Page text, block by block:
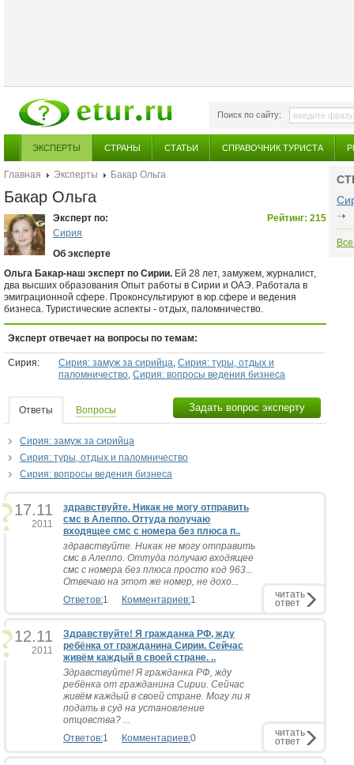
Поиск по сайту:
ЭКСПЕРТЫ СТРАНЫ СТАТЬИ СПРАВОЧНИК ТУРИСТА
Главная Эксперты Бакар Ольга
Бакар Ольга
Рейтинг: 215
Эксперт по:
Сирия
Об эксперте
Ольга Бакар-наш эксперт по Сирии. Ей 28 лет, замужем, журналист,
два высших образования Опыт работы в Сирии и ОАЭ. Работала в
эмиграционной сфере. Проконсультируют в юр.сфере и ведения
бизнеса. Туристические аспекты - отдых, паломничество.
Эксперт отвечает на вопросы по темам:
Сирия: Сирия: замуж за сирийца, Сирия: туры, отдых и
паломничество, Сирия: вопросы ведения бизнеса
Ответы Вопросы Задать вопрос эксперту
Сирия: замуж за сирийца
Сирия: туры, отдых и паломничество
Сирия: вопросы ведения бизнеса
17.11
2011
здравствуйте. Никак не могу отправить
смс в Алеппо. Оттуда получаю
входящее смс с номера без плюса п..
здравствуйте. Никак не могу отправить
смс в Алеппо. Оттуда получаю входящее
смс с номера без плюса просто код 963...
Отвечаю на этот же номер, не дохо...
Ответов:1 Комментариев:1 читать
ответ
12.11
2011
Здравствуйте! Я гражданка РФ, жду
ребёнка от гражданина Сирии. Сейчас
живём каждый в своей стране. ..
Здравствуйте! Я гражданка РФ, жду
ребёнка от гражданина Сирии. Сейчас
живём каждый в своей стране. Могу ли я
подать в суд на установление
отцовства? ...
Ответов:1 Комментариев:0 читать
ответ